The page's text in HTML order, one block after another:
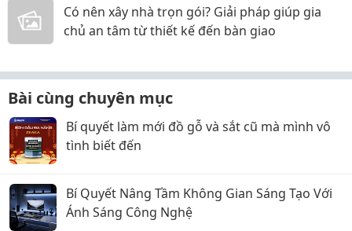
Có nên xây nhà trọn gói? Giải pháp giúp gia
chủ an tâm từ thiết kế đến bàn giao
Bài cùng chuyên mục
Bí quyết làm mới đồ gỗ và sắt cũ mà mình vô
tình biết đến
Bí Quyết Nâng Tầm Không Gian Sáng Tạo Với
Ánh Sáng Công Nghệ